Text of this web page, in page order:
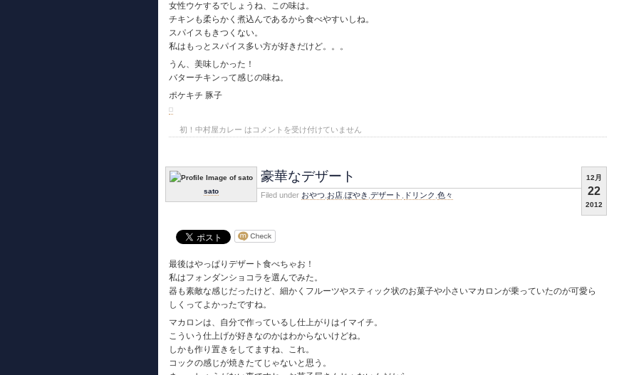
女性ウケするでしょうね、この味は。
チキンも柔らかく煮込んであるから食べやすいしね。
スパイスもきつくない。
私はもっとスパイス多い方が好きだけど。。。
うん、美味しかった！
バターチキンって感じの味ね。
ポケキチ 豚子
初！中村屋カレー は コメントを受け付けていません
12月
22
2012
sato
豪華なデザート
Filed under おやつ お店 ぼやき デザート ドリンク 色々
最後はやっぱりデザート食べちゃお！
私はフォンダンショコラを選んでみた。
器も素敵な感じだったけど、細かくフルーツやスティック状のお菓子や小さいマカロンが乗っていたのが可愛ら
しくってよかったですね。
マカロンは、自分で作っているし仕上がりはイマイチ。
こういう仕上げが好きなのかはわからないけどね。
しかも作り置きをしてますね、これ。
コックの感じが焼きたてじゃないと思う。